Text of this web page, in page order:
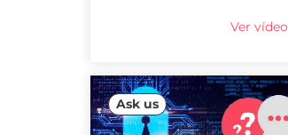
Ver vídeo
Ask us